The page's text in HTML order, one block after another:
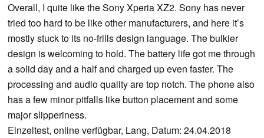
Overall, I quite like the Sony Xperia XZ2. Sony has never
tried too hard to be like other manufacturers, and here it’s
mostly stuck to its no-frills design language. The bulkier
design is welcoming to hold. The battery life got me through
a solid day and a half and charged up even faster. The
processing and audio quality are top notch. The phone also
has a few minor pitfalls like button placement and some
major slipperiness.
Einzeltest, online verfügbar, Lang, Datum: 24.04.2018